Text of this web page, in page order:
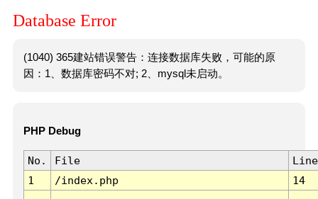
Database Error
(1040) 365建站错误警告：连接数据库失败，可能的原
因：1、数据库密码不对; 2、mysql未启动。
PHP Debug
No. File
Line
1
/index.php 14